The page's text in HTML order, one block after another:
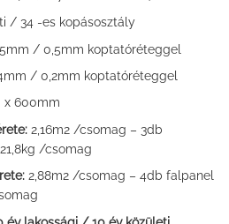
/ 34 -es kopásosztály
/ 0,5mm koptatóréteggel
/ 0,2mm koptatóréteggel
x 600mm
2,16m2 /csomag – 3db
/csomag
2,88m2 /csomag – 4db falpanel